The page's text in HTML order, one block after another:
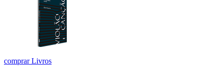
comprarLivros